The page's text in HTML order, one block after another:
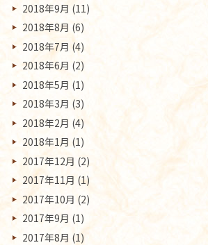
2018年9月 (11)
2018年8月 (6)
2018年7月 (4)
2018年6月 (2)
2018年5月 (1)
2018年3月 (3)
2018年2月 (4)
2018年1月 (1)
2017年12月 (2)
2017年11月 (1)
2017年10月 (2)
2017年9月 (1)
2017年8月 (1)